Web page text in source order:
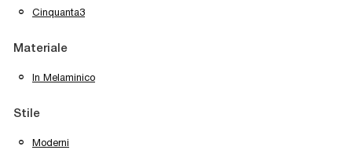
Cinquanta3
Materiale
In Melaminico
Stile
Moderni